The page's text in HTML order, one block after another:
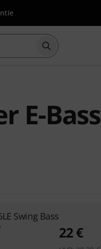
Suche mit
E-Bass
Swing Bass
22€